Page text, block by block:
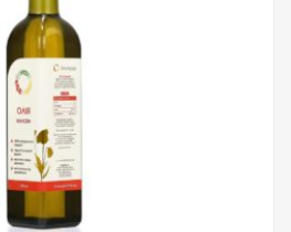
ПРИДБАТИ
Add to Wishlist